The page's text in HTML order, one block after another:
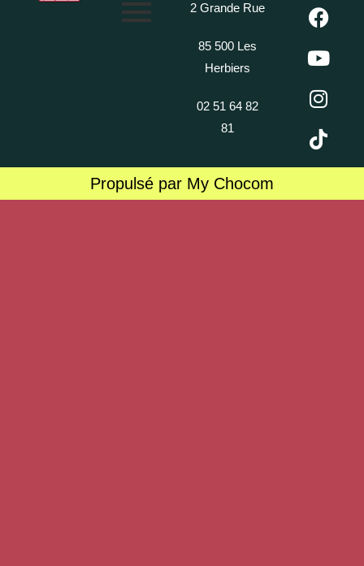
2 Grande Rue
85 500 Les
Herbiers
02 51 64 82
81
Propulsé par My Chocom